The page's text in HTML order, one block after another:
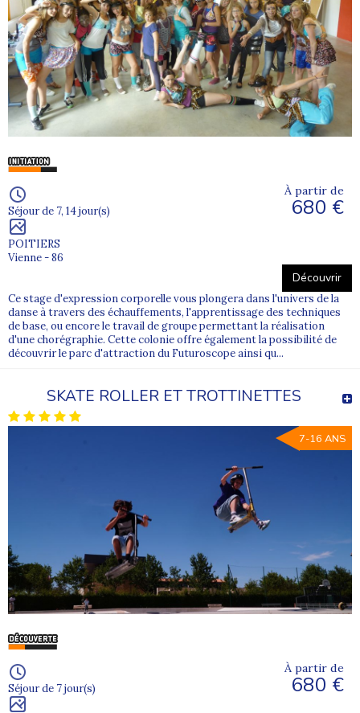
Séjour de 7, 14 jour(s)
POITIERS
Vienne - 86
À partir de
680 €
Découvrir
Ce stage d'expression corporelle vous plongera dans l'univers de la
danse à travers des échauffements, l'apprentissage des techniques
de base, ou encore le travail de groupe permettant la réalisation
d'une chorégraphie. Cette colonie offre également la possibilité de
découvrir le parc d'attraction du Futuroscope ainsi qu...
SKATE ROLLER ET TROTTINETTES
7-16 ANS
Séjour de 7 jour(s)
À partir de
680 €